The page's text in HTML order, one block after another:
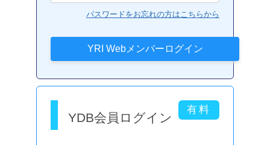
パスワードをお忘れの方はこちらから
YDB会員ログイン